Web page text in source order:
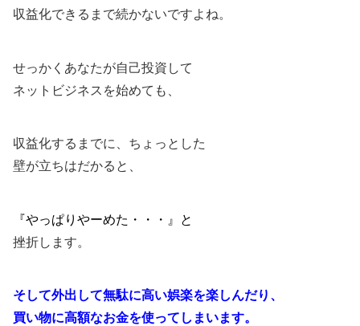
収益化できるまで続かないですよね。
せっかくあなたが自己投資して
ネットビジネスを始めても、
収益化するまでに、ちょっとした
壁が立ちはだかると、
『やっぱりやーめた・・・』と
挫折します。
そして外出して無駄に高い娯楽を楽しんだり、
買い物に高額なお金を使ってしまいます。